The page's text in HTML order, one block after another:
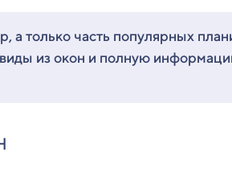
а только часть популярных
из окон и полную